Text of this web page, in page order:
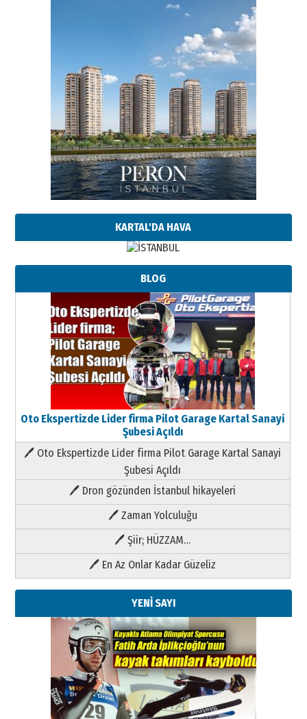
KARTAL'DA HAVA
BLOG
Oto Ekspertizde Lider firma Pilot Garage Kartal Sanayi
Şubesi Açıldı
🖊 Oto Ekspertizde Lider firma Pilot Garage Kartal Sanayi
Şubesi Açıldı
🖊 Dron gözünden İstanbul hikayeleri
🖊 Zaman Yolculuğu
🖊 Şiir; HÜZZAM…
🖊 En Az Onlar Kadar Güzeliz
YENİ SAYI